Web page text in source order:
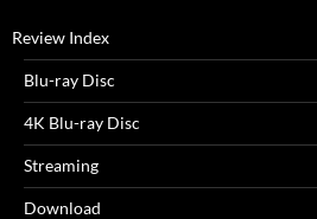
Review Index
Blu-ray Disc
4K Blu-ray Disc
Streaming
Download